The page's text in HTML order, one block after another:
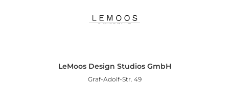
LeMoos Design Studios GmbH
Graf-Adolf-Str. 49